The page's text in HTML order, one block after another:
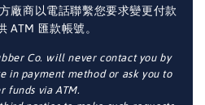
廠商以電話聯繫您要求變更付款
ATM 匯款帳號。
Co. will never contact you by
in payment method or ask you to
funds via ATM.